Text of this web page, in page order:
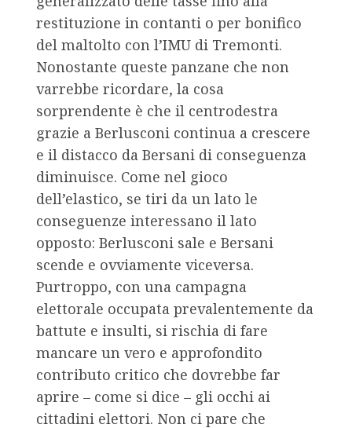
restituzione in contanti o per bonifico
del maltolto con l’IMU di Tremonti.
Nonostante queste panzane che non
varrebbe ricordare, la cosa
sorprendente è che il centrodestra
grazie a Berlusconi continua a crescere
e il distacco da Bersani di conseguenza
diminuisce. Come nel gioco
dell’elastico, se tiri da un lato le
conseguenze interessano il lato
opposto: Berlusconi sale e Bersani
scende e ovviamente viceversa.
Purtroppo, con una campagna
elettorale occupata prevalentemente da
battute e insulti, si rischia di fare
mancare un vero e approfondito
contributo critico che dovrebbe far
aprire – come si dice – gli occhi ai
cittadini elettori. Non ci pare che